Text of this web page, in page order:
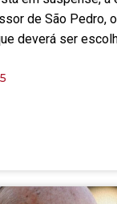
de São Pedro,
deverá ser